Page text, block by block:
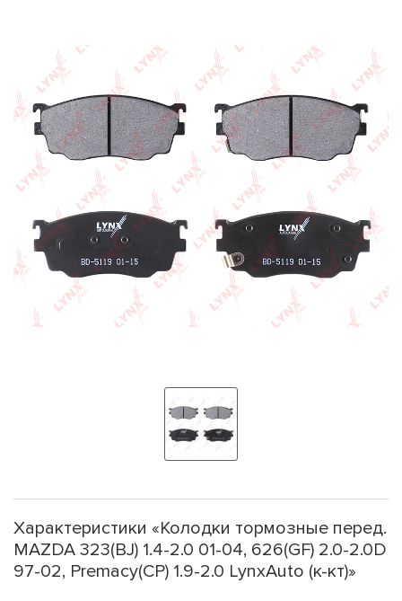
Характеристики «Колодки тормозные перед.
MAZDA 323(BJ) 1.4-2.0 01-04, 626(GF) 2.0-2.0D
97-02, Premacy(CP) 1.9-2.0 LynxAuto (к-кт)»